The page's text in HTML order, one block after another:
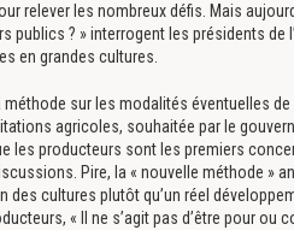
relever les nombreux défis. Mais
? » interrogent les présidents de
en grandes cultures.
sur les modalités éventuelles
agricoles, souhaitée par le
les producteurs sont les premiers
Pire, la « nouvelle méthode »
cultures plutôt qu’un réel
« Il ne s’agit pas d’être pour ou